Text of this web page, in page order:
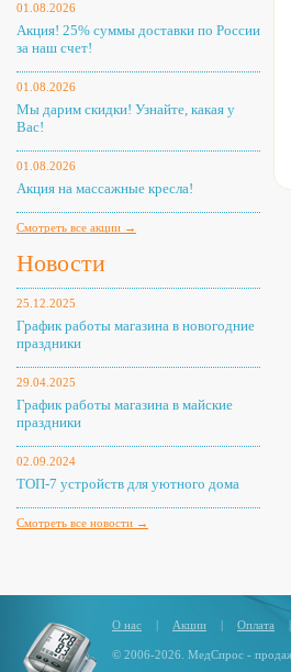
01.08.2026
Акция! 25% суммы доставки по России
за наш счет!
01.08.2026
Мы дарим скидки! Узнайте, какая у
Вас!
01.08.2026
Акция на массажные кресла!
Смотреть все акции →
Новости
25.12.2025
График работы магазина в новогодние
праздники
29.04.2025
График работы магазина в майские
праздники
02.09.2024
ТОП-7 устройств для уютного дома
Смотреть все новости →
О нас | Акции | Оплата |
© 2006-2026. МедСпрос -